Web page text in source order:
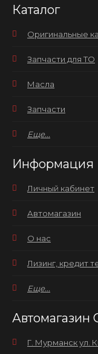
Каталог
Оригинальные
Запчасти для ТО
Масла
Запчасти
Еще...
Информация
Личный кабинет
Автомагазин
О нас
Лизинг, кредит
Еще...
Автомагазин
Г. Мурманск ул.